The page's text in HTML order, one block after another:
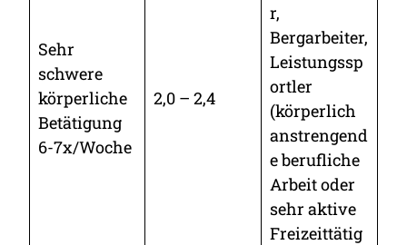
Sehr
schwere
körperliche
Betätigung
6-7x/Woche
2,0 – 2,4
r,
Bergarbeiter,
Leistungssp
ortler
(körperlich
anstrengend
e berufliche
Arbeit oder
sehr aktive
Freizeittätig